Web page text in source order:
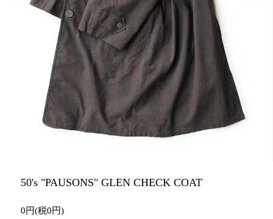
50's "PAUSONS" GLEN CHECK COAT
0円(税0円)